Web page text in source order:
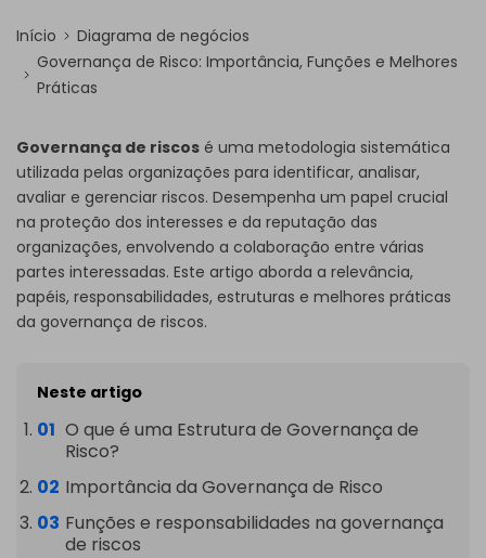
Início
Diagrama de negócios
Governança de Risco: Importância, Funções e Melhores
Práticas
Governança de riscos é uma metodologia sistemática
utilizada pelas organizações para identificar, analisar,
avaliar e gerenciar riscos. Desempenha um papel crucial
na proteção dos interesses e da reputação das
organizações, envolvendo a colaboração entre várias
partes interessadas. Este artigo aborda a relevância,
papéis, responsabilidades, estruturas e melhores práticas
da governança de riscos.
Neste artigo
O que é uma Estrutura de Governança de
Risco?
Importância da Governança de Risco
Funções e responsabilidades na governança
de riscos